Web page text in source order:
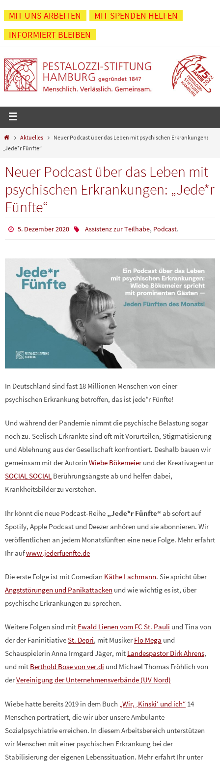
Zum
Inhalt
springen
MIT UNS ARBEITEN
MIT SPENDEN HELFEN
INFORMIERT BLEIBEN
StartAktuelles
Neuer Podcast über das Leben mit psychischen Erkrankungen:
„Jede*r Fünfte“
Neuer Podcast über das Leben mit
psychischen Erkrankungen: „Jede*r
Fünfte“
5. Dezember 2020 Assistenz zur Teilhabe, Podcast.
In Deutschland sind fast 18 Millionen Menschen von einer
psychischen Erkrankung betroffen, das ist jede*r Fünfte!
Und während der Pandemie nimmt die psychische Belastung sogar
noch zu. Seelisch Erkrankte sind oft mit Vorurteilen, Stigmatisierung
und Ablehnung aus der Gesellschaft konfrontiert. Deshalb bauen wir
gemeinsam mit der Autorin Wiebe Bökemeierund der Kreativagentur
SOCIAL SOCIAL Berührungsängste ab und helfen dabei,
Krankheitsbilder zu verstehen.
Ihr könnt die neue Podcast-Reihe „Jede*r Fünfte“ ab sofort auf
Spotify, Apple Podcast und Deezer anhören und sie abonnieren. Wir
veröffentlichen an jedem Monatsfünften eine neue Folge. Mehr erfahrt
Ihr aufwww.jederfuenfte.de
Die erste Folge ist mit Comedian Käthe Lachmann. Sie spricht über
Angststörungen und Panikattacken und wie wichtig es ist, über
psychische Erkrankungen zu sprechen.
Weitere Folgen sind mit Ewald Lienen vom FC St. Pauli und Tina von
der der FaninitiativeSt. Depri, mit MusikerFlo Mega und
Schauspielerin Anna Irmgard Jäger, mit Landespastor Dirk Ahrens,
und mit Berthold Bose von ver.di und Michael Thomas Fröhlich von
derVereinigung der Unternehmensverbände (UV Nord)
Wiebe hatte bereits 2019 in dem Buch „Wir, ‚Kinski‘ und ich“ 14
Menschen porträtiert, die wir über unsere Ambulante
Sozialpsychiatrie erreichen. In diesem Arbeitsbereich unterstützen
wir Menschen mit einer psychischen Erkrankung bei der
Stabilisierung der eigenen Lebenssituation. Mehr erfahrt Ihr unter